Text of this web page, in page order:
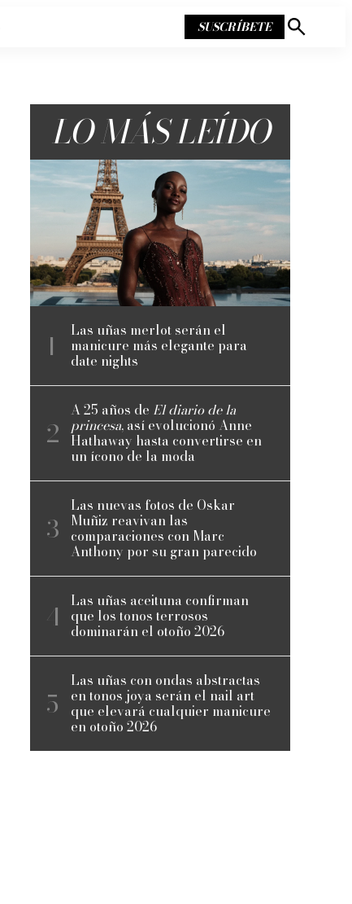
SUSCRÍBETE
Mostrar
LO MÁS LEÍDO
Las uñas merlot serán el
manicure más elegante para
date nights
A 25 años de El diario de la
princesa, así evolucionó Anne
Hathaway hasta convertirse en
un ícono de la moda
Las nuevas fotos de Oskar
Muñiz reavivan las
comparaciones con Marc
Anthony por su gran parecido
Las uñas aceituna confirman
que los tonos terrosos
dominarán el otoño 2026
Las uñas con ondas abstractas
en tonos joya serán el nail art
que elevará cualquier manicure
en otoño 2026